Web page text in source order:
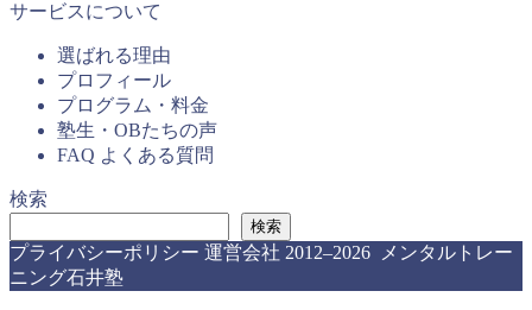
サービスについて
選ばれる理由
プロフィール
プログラム・料金
塾生・OBたちの声
FAQ よくある質問
検索
検索
プライバシーポリシー 運営会社 2012–2026 メンタルトレー
ニング石井塾